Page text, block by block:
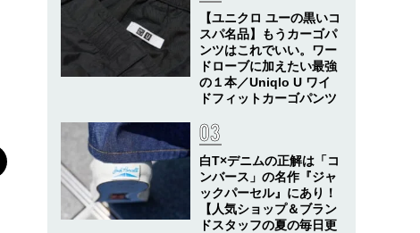
【ユニクロ ユーの黒いコ
スパ名品】もうカーゴパ
ンツはこれでいい。ワー
ドローブに加えたい最強
の１本／Uniqlo U ワイ
ドフィットカーゴパンツ
白T×デニムの正解は「コ
ンバース」の名作『ジャ
ックパーセル』にあり！
【人気ショップ＆ブラン
ドスタッフの夏の毎日更